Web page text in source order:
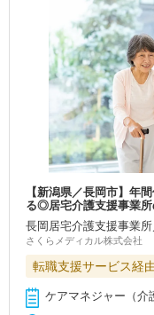
【新潟県／長岡市】年
る◎居宅介護支援事業
長岡居宅介護支援事業
さくらメディカル株式会社
転職支援サービス経
ケアマネジャー（介